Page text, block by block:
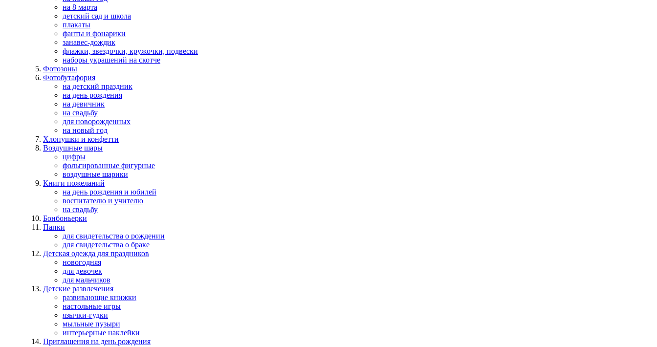
на 8 марта
детский сад и школа
плакаты
фанты и фонарики
занавес-дождик
флажки, звездочки, кружочки, подвески
наборы украшений на скотче
Фотозоны
Фотобутафория
на детский праздник
на день рождения
на девичник
на свадьбу
для новорожденных
на новый год
Хлопушки и конфетти
Воздушные шары
цифры
фольгированные фигурные
воздушные шарики
Книги пожеланий
на день рождения и юбилей
воспитателю и учителю
на свадьбу
Бонбоньерки
Папки
для свидетельства о рождении
для свидетельства о браке
Детская одежда для праздников
новогодняя
для девочек
для мальчиков
Детские развлечения
развивающие книжки
настольные игры
язычки-гудки
мыльные пузыри
интерьерные наклейки
Приглашения на день рождения